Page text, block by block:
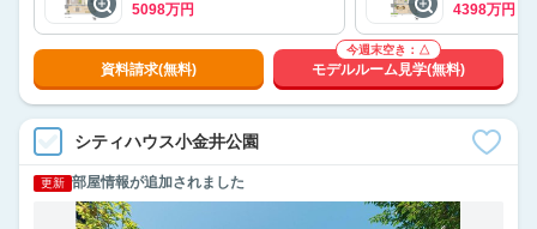
5098万円
4398万円
資料請求(無料)
今週末空き：△
モデルルーム見学(無料)
シティハウス小金井公園
更新 部屋情報が追加されました